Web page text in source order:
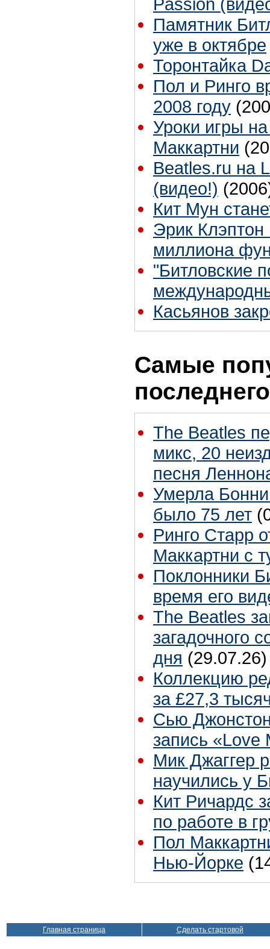
Passion
Памятник
уже в октябре
Торонтайка
Пол и Ринго
2008 году
Уроки игры
Маккартни
Beatles.ru на
(видео!)
Кит Мун
Эрик
миллиона
"Битловские
Касьянов
Самые
The Beatles
микс, 20
песня
Умерла
было 75 лет
Ринго Старр
Маккартни с
Поклонники
время его
The Beatles
загадочного
дня (29.07.26)
Коллекцию
за £27,3
Сью
запись «Love
Мик Джаггер
научились у
Кит Ричардс
по работе в
Пол
Нью-Йорке
Главная страница Сделать стартовой